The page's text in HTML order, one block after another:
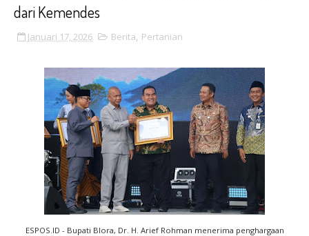
dari Kemendes
Januari 17, 2026 Berita, Pertanian
ESPOS.ID - Bupati Blora, Dr. H. Arief Rohman menerima penghargaan